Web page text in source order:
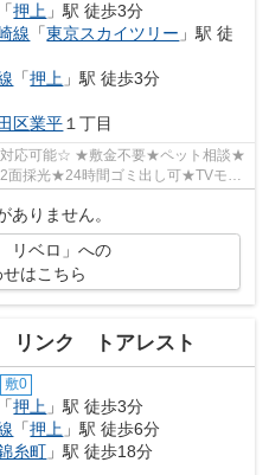
「押上 」駅 徒歩3分
線 「東京スカイツリー 」駅 徒
「押上 」駅 徒歩3分
区業平 １丁目
対応可能☆ ★敷金不要★ペット相談★
面採光★24時間ゴミ出し可★TVモニ
ありません。
リベロ」への
はこちら
リンク トアレスト
敷0
「押上 」駅 徒歩3分
「押上 」駅 徒歩6分
糸町 」駅 徒歩18分